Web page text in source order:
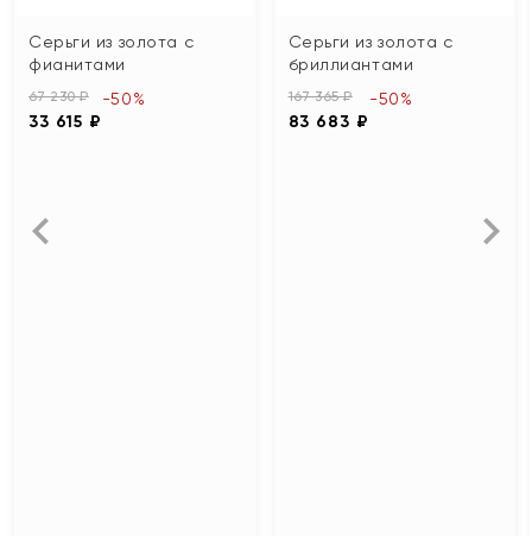
Серьги из золота с
фианитами
67 230 ₽
33 615 ₽
-50%
Серьги из золота с
бриллиантами
167 365 ₽
83 683 ₽
-50%